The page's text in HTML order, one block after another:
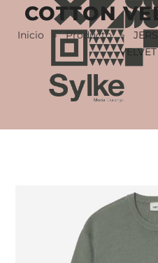
COTTON
Inicio »Producto»